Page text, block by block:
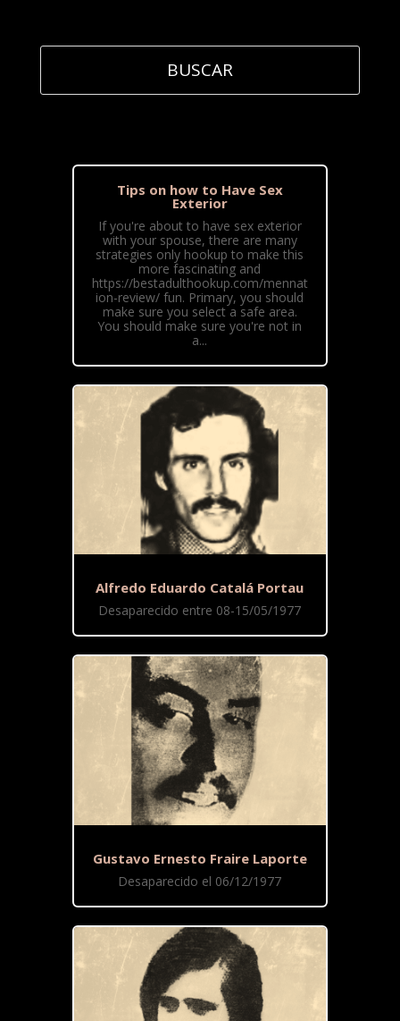
Tips on how to Have Sex
Exterior
If you're about to have sex exterior
with your spouse, there are many
strategies only hookup to make this
more fascinating and
https://bestadulthookup.com/mennat
ion-review/ fun. Primary, you should
make sure you select a safe area.
You should make sure you're not in
a...
Alfredo Eduardo Catalá Portau
Desaparecido entre 08-15/05/1977
Gustavo Ernesto Fraire Laporte
Desaparecido el 06/12/1977